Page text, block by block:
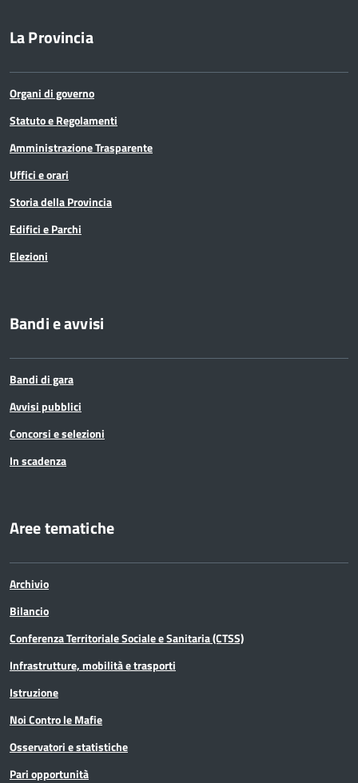
La Provincia
Organi di governo
Statuto e Regolamenti
Amministrazione Trasparente
Uffici e orari
Storia della Provincia
Edifici e Parchi
Elezioni
Bandi e avvisi
Bandi di gara
Avvisi pubblici
Concorsi e selezioni
In scadenza
Aree tematiche
Archivio
Bilancio
Conferenza Territoriale Sociale e Sanitaria (CTSS)
Infrastrutture, mobilità e trasporti
Istruzione
Noi Contro le Mafie
Osservatori e statistiche
Pari opportunità